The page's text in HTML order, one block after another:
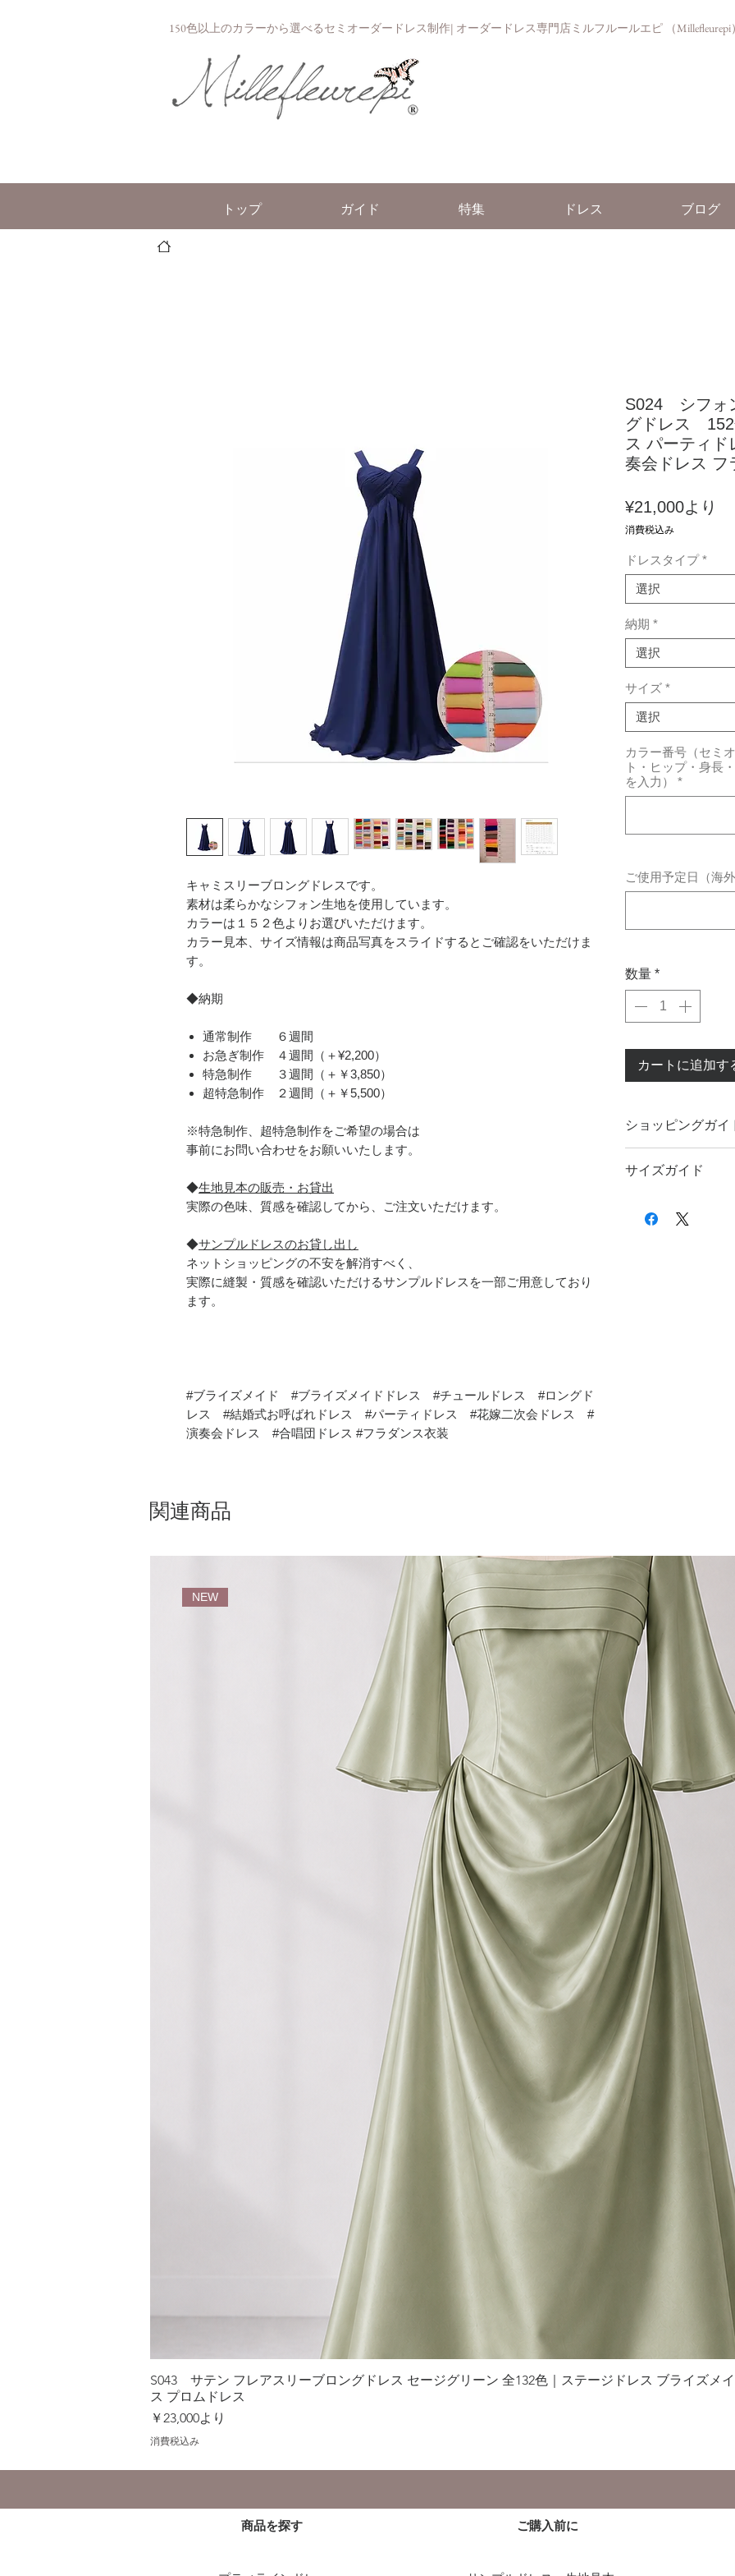
150色以上のカラーから選べるセミオーダードレス制作| オーダードレス専門店ミルフルールエピ （Millefleurepi
トップ ガイド 特集 ドレス ブログ
キャミスリーブロングドレスです。
素材は柔らかなシフォン生地を使用しています。
カラーは１５２色よりお選びいただけます。
カラー見本、サイズ情報は商品写真をスライドするとご確認をいただけま
す。
◆納期
通常制作 ６週間
お急ぎ制作 ４週間（＋¥2,200）
​特急制作 ３週間（＋￥3,850）
超特急制作 ２週間（＋￥5,500）
※特急制作、超特急制作をご希望の場合は
事前にお問い合わせをお願いいたします。
◆生地見本の販売・お貸出
実際の色味、質感を確認してから、ご注文いただけます。
◆サンプルドレスのお貸し出し
ネットショッピングの不安を解消すべく、
実際に縫製・質感を確認いただけるサンプルドレスを一部ご用意しており
ます。
#ブライズメイド #ブライズメイドドレス #チュールドレス #ロングド
レス #結婚式お呼ばれドレス #パーティドレス #花嫁二次会ドレス #
演奏会ドレス #合唱団ドレス #フラダンス衣装
S024 シフォ
グドレス 152
ス パーティ
奏会ドレス フ
¥21,000より
消費税込み
ドレスタイプ *
選択
納期 *
選択
サイズ *
選択
カラー番号（セミ
ト・ヒップ・身長
を入力）
*
ご使用予定日（海
数量 *
カートに追加す
ショッピングガイ
す。
サイズガイド
い。
関連商品
クイックビュー
NEW
S043 サテン フレアスリーブロングドレス セージグリーン 全132色｜ステージドレス ブライズメ
ス プロムドレス
￥23,000より
セール価格
消費税込み
商品を探す ご購入前に